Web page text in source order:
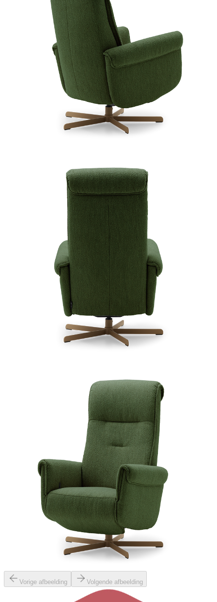
Vorige afbeelding Volgende afbeelding